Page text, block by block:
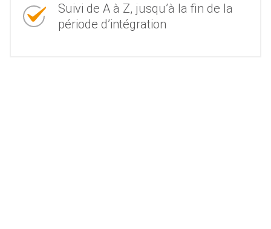
Suivi de A à Z, jusqu’à la fin de la
période d’intégration